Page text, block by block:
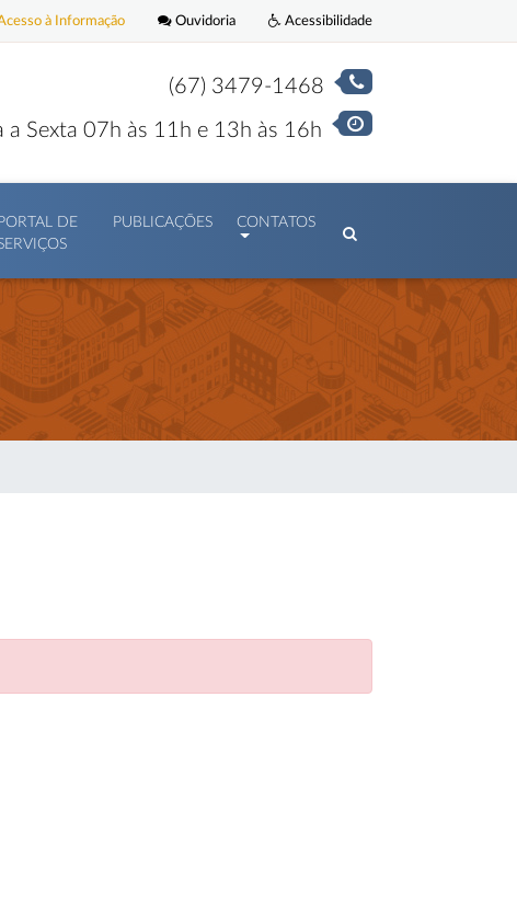
Acessibilidade
Ouvidoria
à Informação
(67) 3479-1468
a Sexta 07h às 11h e 13h às 16h
PORTAL DE
PUBLICAÇÕES CONTATOS